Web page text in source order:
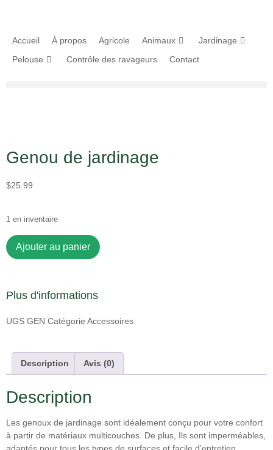
Accueil À propos Agricole Animaux
Jardinage
Pelouse
Contrôle des ravageurs Contact
Genou de jardinage
$25.99
1 en inventaire
Ajouter au panier
Plus d'informations
UGS GEN Catégorie Accessoires
Description Avis (0)
Description
Les genoux de jardinage sont idéalement conçu pour votre confort
à partir de matériaux multicouches. De plus, Ils sont imperméables,